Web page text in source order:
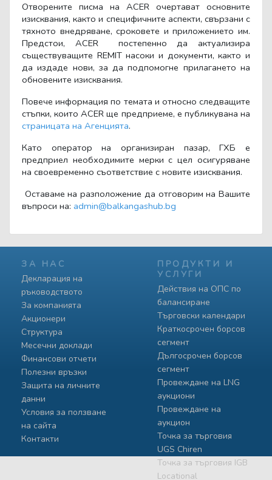
Отворените писма на ACER очертават основните
изисквания, както и специфичните аспекти, свързани с
тяхното внедряване, сроковете и приложението им.
Предстои, ACER
постепенно да актуализира
съществуващите REMITнасоки и документи, както и
да издаде нови, за да подпомогне прилагането на
обновените изисквания.
Повече информация по темата и относно следващите
стъпки, които ACER ще предприеме, е публикувана на
страницата на Агенцията.
Като оператор на организиран пазар, ГХБ е
предприел необходимите мерки с цел осигуряване
на своевременно съответствие с новите изисквания.
Оставаме на разположение да отговорим на Вашите
въпроси на: admin@balkangashub.bg
ЗА НАС
Декларация на
ръководството
За компанията
Акционери
Структура
Месечни доклади
Финансови отчети
Полезни връзки
Защита на личните
данни
Условия за ползване
на сайта
Контакти
ПРОДУКТИ И
УСЛУГИ
Действия на ОПС по
балансиране
Търговски календари
Краткосрочен борсов
сегмент
Дългосрочен борсов
сегмент
Провеждане на LNG
аукциони
Провеждане на
аукцион
Точка за търговия
UGS Chiren
Точка за търговия IGB
Locational